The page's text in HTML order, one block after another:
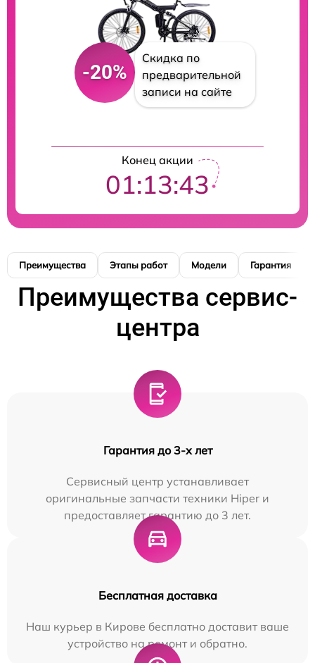
-20%
Скидка по
предварительной
записи на сайте
Конец акции
01:13:42
Преимущества Этапы работ Модели Гарантия
Преимущества сервис-
центра
Гарантия до 3-х лет
Сервисный центр устанавливает
оригинальные запчасти техники Hiper и
предоставляет гарантию до 3 лет.
Бесплатная доставка
Наш курьер в Кирове бесплатно доставит ваше
устройство на ремонт и обратно.